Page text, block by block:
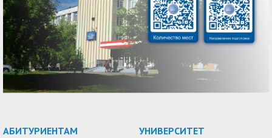
АБИТУРИЕНТАМ УНИВЕРСИТЕТ